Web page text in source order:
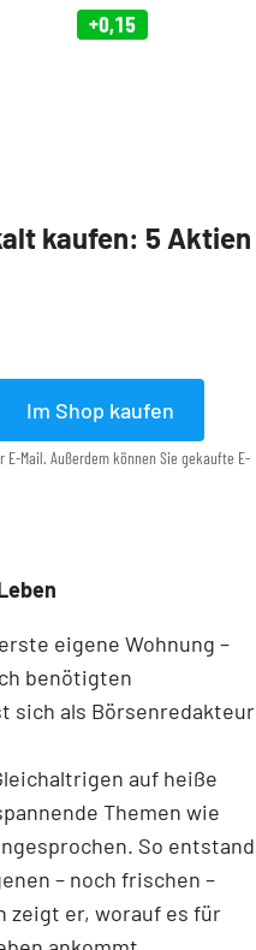
+0,15
kaufen: 5 Aktien
Im Shop kaufen
Mail. Außerdem können Sie gekaufte E-
eigene Wohnung –
benötigten
sich als Börsenredakteur
auf heiße
Themen wie
So entstand
– noch frischen –
zeigt er, worauf es für